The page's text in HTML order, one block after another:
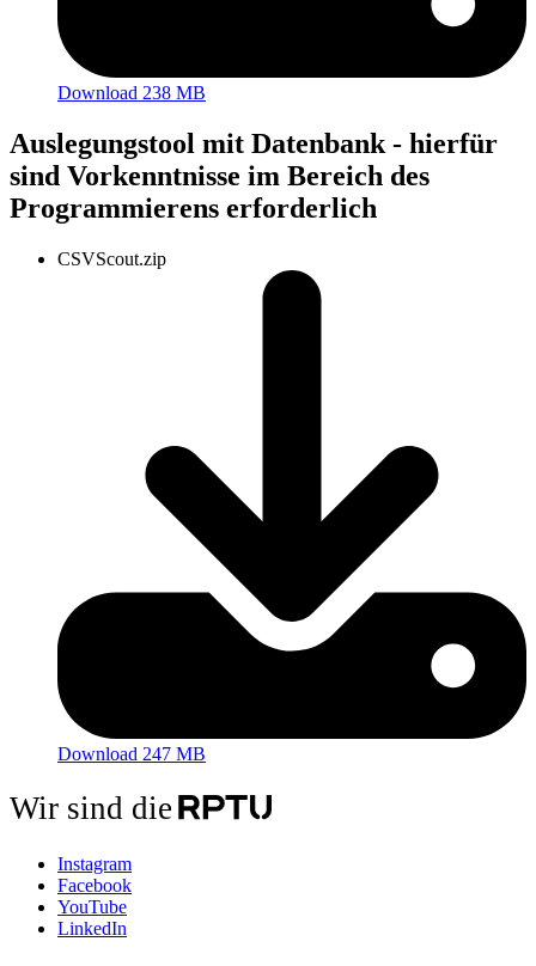
Download 238 MB
Auslegungstool mit Datenbank - hierfür
sind Vorkenntnisse im Bereich des
Programmierens erforderlich
CSVScout.zip
Download 247 MB
Wir sind die
Instagram
Facebook
YouTube
LinkedIn